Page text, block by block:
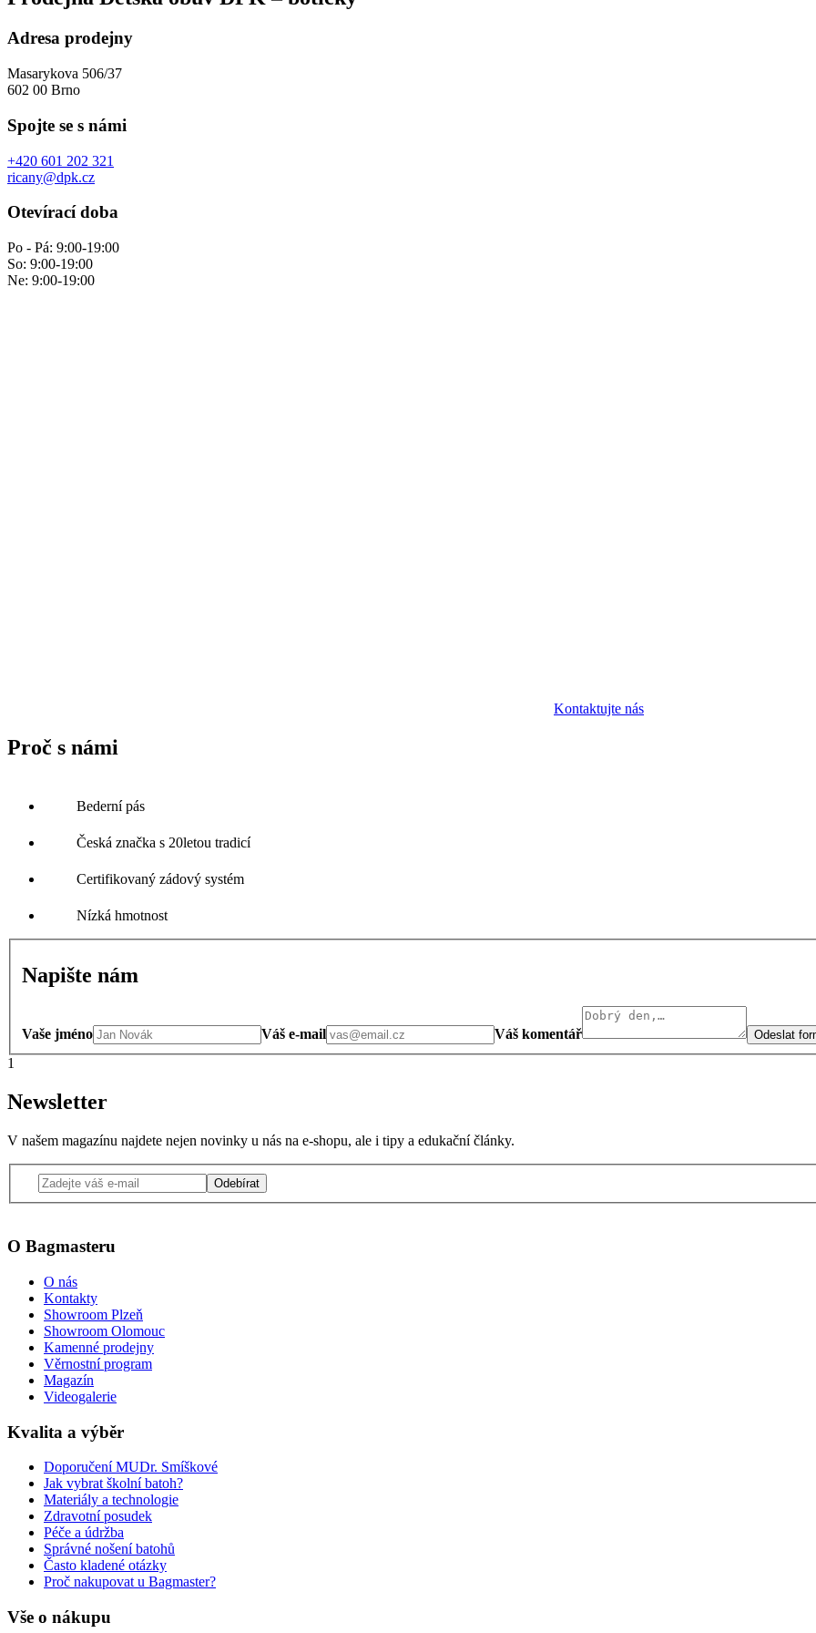
Adresa prodejny
Masarykova 506/37
602 00 Brno
Spojte se s námi
+420 601 202 321
ricany@dpk.cz
Otevírací doba
Po - Pá: 9:00-19:00
So: 9:00-19:00
Ne: 9:00-19:00
Kontaktujte nás
Proč s námi
Bederní pás
Česká značka s 20letou tradicí
Certifikovaný zádový systém
Nízká hmotnost
Napište nám
Vaše jméno Váš e-mail Váš komentář Odeslat
1
Newsletter
V našem magazínu najdete nejen novinky u nás na e-shopu, ale i tipy a edukační články.
Odebírat
O Bagmasteru
O nás
Kontakty
Showroom Plzeň
Showroom Olomouc
Kamenné prodejny
Věrnostní program
Magazín
Videogalerie
Kvalita a výběr
Doporučení MUDr. Smíškové
Jak vybrat školní batoh?
Materiály a technologie
Zdravotní posudek
Péče a údržba
Správné nošení batohů
Často kladené otázky
Proč nakupovat u Bagmaster?
Vše o nákupu